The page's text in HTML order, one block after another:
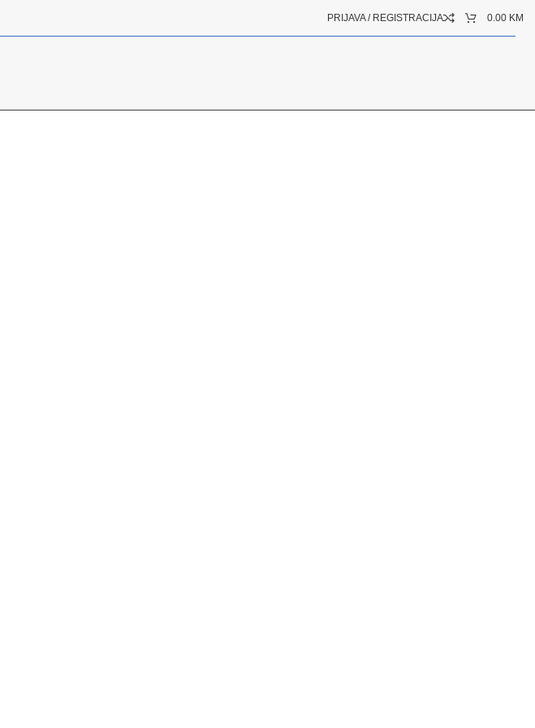
PRIJAVA / REGISTRACIJA 0.00 KM